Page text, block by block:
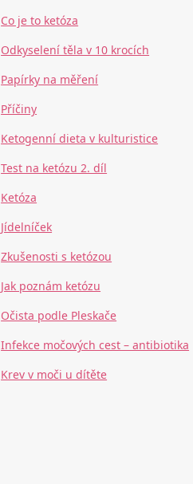
Co je to ketóza
Odkyselení těla v 10 krocích
Papírky na měření
Příčiny
Ketogenní dieta v kulturistice
Test na ketózu 2. díl
Ketóza
Jídelníček
Zkušenosti s ketózou
Jak poznám ketózu
Očista podle Pleskače
Infekce močových cest – antibiotika
Krev v moči u dítěte